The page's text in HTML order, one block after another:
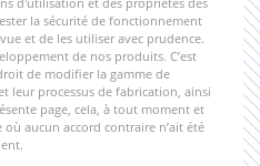
la sécurité de fonctionnement
et de les utiliser avec prudence.
de nos produits. C’est
de modifier la gamme de
leur processus de fabrication, ainsi
page, cela, à tout moment et
aucun accord contraire n’ait été